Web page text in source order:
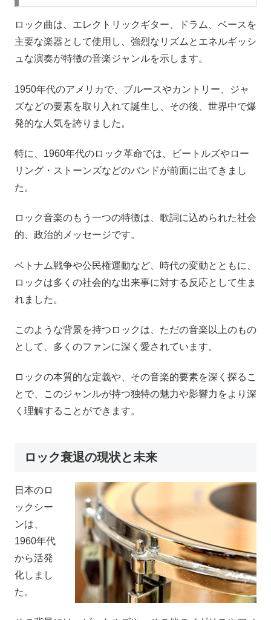
ロック曲は、エレクトリックギター、ドラム、ベースを
主要な楽器として使用し、強烈なリズムとエネルギッシ
ュな演奏が特徴の音楽ジャンルを示します。
1950年代のアメリカで、ブルースやカントリー、ジャ
ズなどの要素を取り入れて誕生し、その後、世界中で爆
発的な人気を誇りました。
特に、1960年代のロック革命では、ビートルズやロー
リング・ストーンズなどのバンドが前面に出てきまし
た。
ロック音楽のもう一つの特徴は、歌詞に込められた社会
的、政治的メッセージです。
ベトナム戦争や公民権運動など、時代の変動とともに、
ロックは多くの社会的な出来事に対する反応として生ま
れました。
このような背景を持つロックは、ただの音楽以上のもの
として、多くのファンに深く愛されています。
ロックの本質的な定義や、その音楽的要素を深く探るこ
とで、このジャンルが持つ独特の魅力や影響力をより深
く理解することができます。
ロック衰退の現状と未来
日本のロ
ックシー
ンは、
1960年代
から活発
化しまし
た。